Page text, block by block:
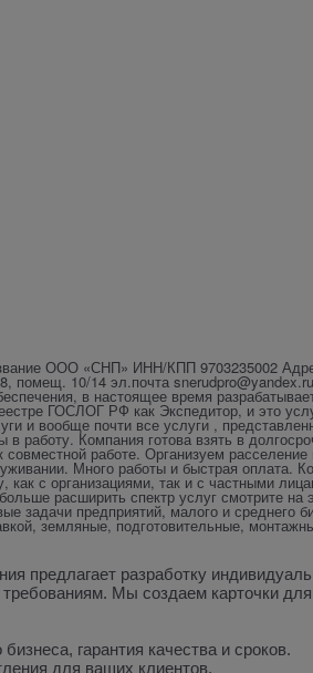
ООО «СНП» ИНН/КПП 9703235002
помещ. 10/14 эл.почта snerudpro@yandex.ru
в настоящее время
ГОСЛОГ РФ как Экспедитор, и это
и вообще почти все услуги ,
работу. Компания готова взять в
работе. Организуем расселение
Много работы и быстрая оплата.
как с организациями, так и с частными
расширить спектр услуг смотрите на
задачи предприятий, малого и среднего
земляные, подготовительные,
предлагает разработку
Мы создаем карточки для
гарантия качества и сроков.
для ваших клиентов.